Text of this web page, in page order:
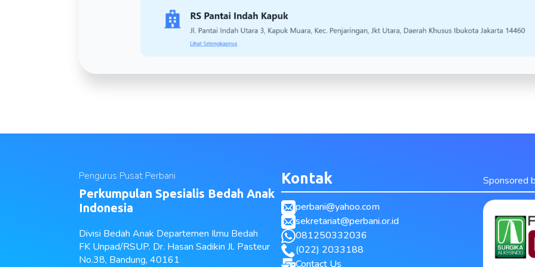
Pengurus Pusat Perbani
Perkumpulan Spesialis Bedah Anak
Indonesia
Divisi Bedah Anak Departemen Ilmu Bedah
FK Unpad/RSUP. Dr. Hasan Sadikin Jl. Pasteur
No.38, Bandung, 40161
Kontak
perbani@yahoo.com
sekretariat@perbani.or.id
081250332036
(022) 2033188
Contact Us
Sponsored